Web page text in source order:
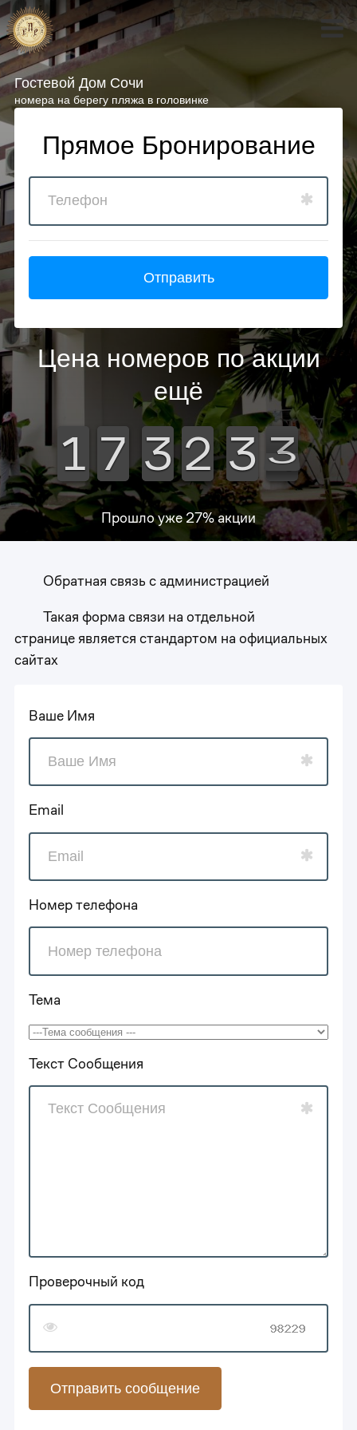
Гостевой Дом Сочи
номера на берегу пляжа в головинке
Прямое Бронирование
Отправить
Цена номеров по акции
ещё
1
1
1
1 7
7
7
7 3
3
3
3 2
2
2
2 3
3
3
3 3
3
2
Прошло уже27% акции
Обратная связь с администрацией
Такая форма связи на отдельной
странице является стандартом на официальных
сайтах
Ваше Имя
Email
Номер телефона
Тема
Текст Сообщения
Проверочный код
Отправить сообщение